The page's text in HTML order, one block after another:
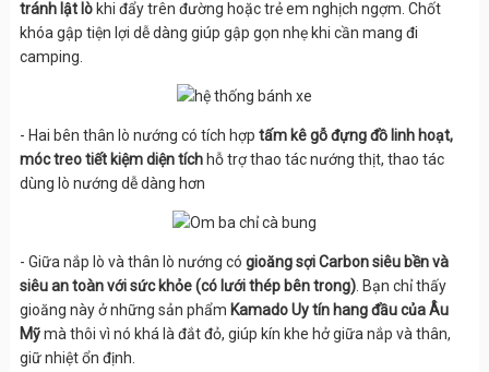
tránh lật lòkhi đẩy trên đường hoặc trẻ em nghịch ngợm. Chốt
khóa gập tiện lợi dễ dàng giúp gập gọn nhẹ khi cần mang đi
camping.
- Hai bên thân lò nướng có tích hợp tấm kê gỗ đựng đồ linh hoạt,
móc treo tiết kiệm diện tíchhỗ trợ thao tác nướng thịt, thao tác
dùng lò nướng dễ dàng hơn
- Giữa nắp lò và thân lò nướng có gioăng sợi Carbon siêu bền và
siêu an toàn với sức khỏe (có lưới thép bên trong). Bạn chỉ thấy
gioăng này ở những sản phẩm Kamado Uy tín hang đầu của Âu
Mỹmà thôi vì nó khá là đắt đỏ, giúp kín khe hở giữa nắp và thân,
giữ nhiệt ổn định.